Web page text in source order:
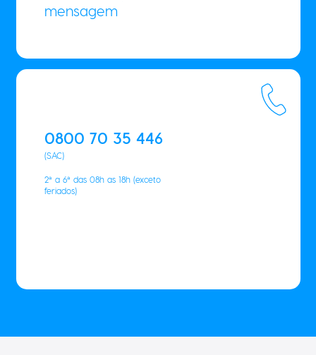
mensagem
0800 70 35 446
(SAC)
2ª a 6ª das 08h as 18h (exceto
feriados)